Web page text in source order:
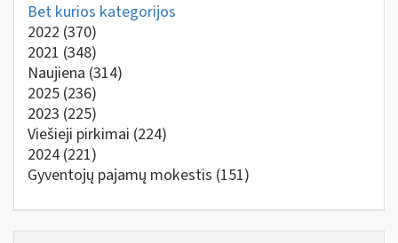
Bet kurios kategorijos
2022 (370)
2021 (348)
Naujiena (314)
2025 (236)
2023 (225)
Viešieji pirkimai (224)
2024 (221)
Gyventojų pajamų mokestis (151)